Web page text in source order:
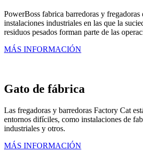
PowerBoss fabrica barredoras y fregadoras
instalaciones industriales en las que la
residuos pesados forman parte de las
MÁS INFORMACIÓN
Gato de fábrica
Las fregadoras y barredoras Factory Cat
entornos difíciles, como instalaciones de
industriales y otros.
MÁS INFORMACIÓN